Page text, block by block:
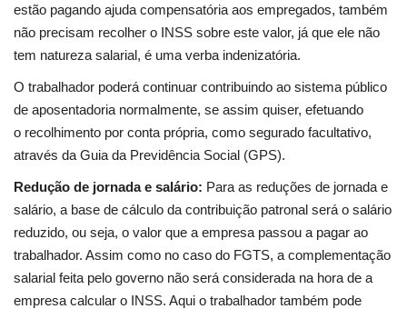
estão pagando ajuda compensatória aos empregados, também
não precisam recolher o INSS sobre este valor, já que ele não
tem natureza salarial, é uma verba indenizatória.
O trabalhador poderá continuar contribuindo ao sistema público
de aposentadoria normalmente, se assim quiser, efetuando
o recolhimento por conta própria, como segurado facultativo,
através da Guia da Previdência Social (GPS).
Redução de jornada e salário: Para as reduções de jornada e
salário, a base de cálculo da contribuição patronal será o salário
reduzido, ou seja, o valor que a empresa passou a pagar ao
trabalhador. Assim como no caso do FGTS, a complementação
salarial feita pelo governo não será considerada na hora de a
empresa calcular o INSS. Aqui o trabalhador também pode